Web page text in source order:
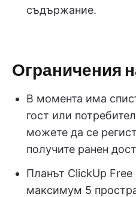
съдържание.
Ограничения
В момента има
гост или
можете да се
получите ранен
Планът ClickUp
максимум 5